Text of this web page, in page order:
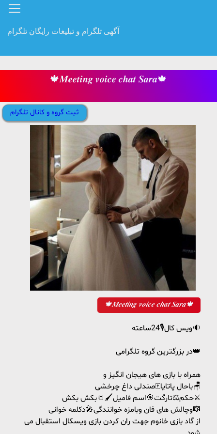
آگهی تلگرام و تبلیغات رایگان تلگرام
🍁𝑴𝒆𝒆𝒕𝒊𝒏𝒈 𝒗𝒐𝒊𝒄𝒆 𝒄𝒉𝒂𝒕 𝑺𝒂𝒓𝒂🍁
ثبت گروه و کانال تلگرام
🍁𝑴𝒆𝒆𝒕𝒊𝒏𝒈 𝒗𝒐𝒊𝒄𝒆 𝒄𝒉𝒂𝒕 𝑺𝒂𝒓𝒂🍁
ویس کال🎙24ساعته🔉
در بزرگترین گروه تلگرامی👑
همراه با بازی‌ های هیجان انگیز و
باحال پاتایا🀄️صندلی داغ چرخشی🪑
حکم⚖تارگت🎯اسم فامیل🖌📒بکش بکش⚔
وچالش های فان وبامزه خوانندگی🎤دکلمه خوانی🎼
از گاد بازی خانوم جهت ران کردن بازی ویسکال استقبال می